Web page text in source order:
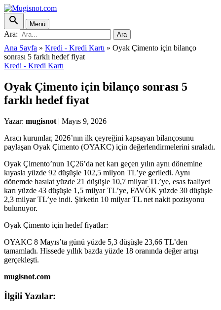
Menü
Ara: Ara
Ana Sayfa » Kredi - Kredi Kartı » Oyak Çimento için bilanço
sonrası 5 farklı hedef fiyat
Kredi - Kredi Kartı
Oyak Çimento için bilanço sonrası 5
farklı hedef fiyat
Yazar: mugisnot | Mayıs 9, 2026
Aracı kurumlar, 2026’nın ilk çeyreğini kapsayan bilançosunu
paylaşan Oyak Çimento (OYAKC) için değerlendirmelerini sıraladı.
Oyak Çimento’nun 1Ç26’da net karı geçen yılın aynı dönemine
kıyasla yüzde 92 düşüşle 102,5 milyon TL’ye geriledi. Aynı
dönemde hasılat yüzde 21 düşüşle 10,7 milyar TL’ye, esas faaliyet
karı yüzde 43 düşüşle 1,5 milyar TL’ye, FAVÖK yüzde 30 düşüşle
2,3 milyar TL’ye indi. Şirketin 10 milyar TL net nakit pozisyonu
bulunuyor.
Oyak Çimento için hedef fiyatlar:
OYAKC 8 Mayıs’ta günü yüzde 5,3 düşüşle 23,66 TL’den
tamamladı. Hissede yıllık bazda yüzde 18 oranında değer artışı
gerçekleşti.
mugisnot.com
İlgili Yazılar: